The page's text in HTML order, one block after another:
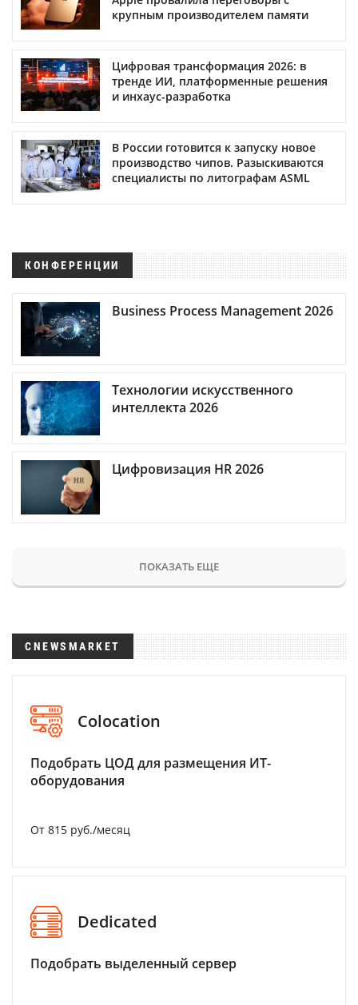
крупным производителем памяти
Цифровая трансформация 2026: в
тренде ИИ, платформенные решения
и инхаус-разработка
В России готовится к запуску новое
производство чипов. Разыскиваются
специалисты по литографам ASML
КОНФЕРЕНЦИИ
Business Process Management 2026
Технологии искусственного
интеллекта 2026
Цифровизация HR 2026
ПОКАЗАТЬ ЕЩЕ
CNEWSMARKET
Colocation
Подобрать ЦОД для размещения ИТ-
оборудования
От 815 руб./месяц
Dedicated
Подобрать выделенный сервер